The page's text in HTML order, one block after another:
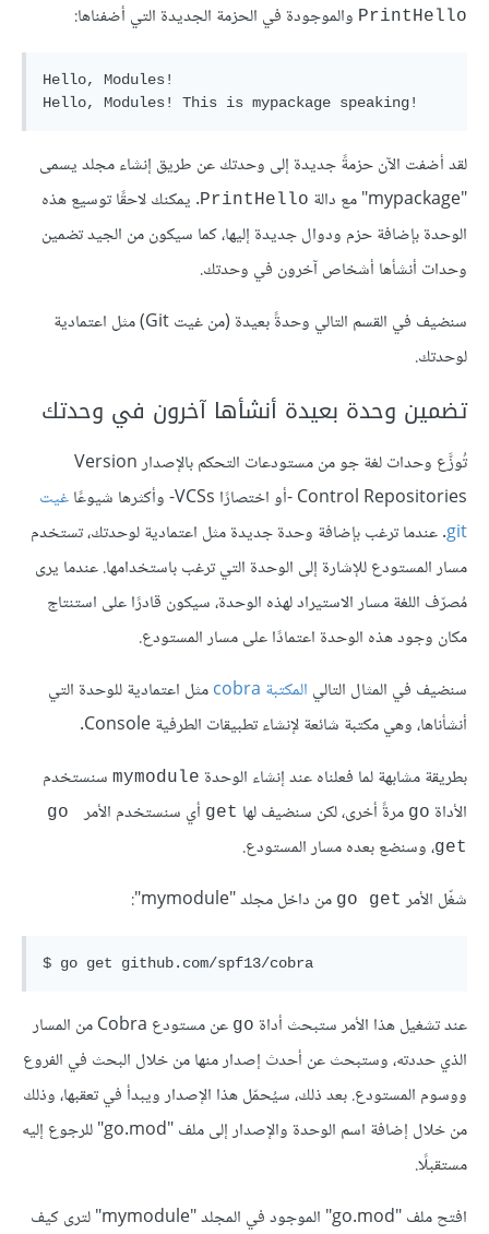
PrintHello والموجودة في الحزمة الجديدة التي أضفناها:
Hello, Modules!
لقد أضفت الآن حزمةً جديدة إلى وحدتك عن طريق إنشاء مجلد يسمى
"mypackage" مع دالة
PrintHello. يمكنك لاحقًا توسيع هذه
الوحدة بإضافة حزم ودوال جديدة إليها، كما سيكون من الجيد تضمين
وحدات أنشأها أشخاص آخرون في وحدتك.
سنضيف في القسم التالي وحدةً بعيدة (من غيت Git) مثل اعتمادية
لوحدتك.
تضمين وحدة بعيدة أنشأها آخرون في وحدتك
تُوزَّع وحدات لغة جو من مستودعات التحكم بالإصدار Version
Control Repositories -أو اختصارًا VCSs- وأكثرها شيوعًا
غيت
git. عندما ترغب بإضافة وحدة جديدة مثل اعتمادية لوحدتك، تستخدم
مسار المستودع للإشارة إلى الوحدة التي ترغب باستخدامها. عندما يرى
مُصرّف اللغة مسار الاستيراد لهذه الوحدة، سيكون قادرًا على استنتاج
مكان وجود هذه الوحدة اعتمادًا على مسار المستودع.
سنضيف في المثال التالي المكتبة cobra
مثل اعتمادية للوحدة التي
أنشأناها، وهي مكتبة شائعة لإنشاء تطبيقات الطرفية Console.
بطريقة مشابهة لما فعلناه عند إنشاء الوحدة mymodule سنستخدم
الأداة go مرةً أخرى، لكن سنضيف لها get أي سنستخدم الأمر
go
get، وسنضع بعده مسار المستودع.
شغّل الأمر go get من داخل مجلد "mymodule":
عند تشغيل هذا الأمر ستبحث أداة go
عن مستودع Cobra من المسار
الذي حددته، وستبحث عن أحدث إصدار منها من خلال البحث في الفروع
ووسوم المستودع. بعد ذلك، سيُحمّل هذا الإصدار ويبدأ في تعقبها، وذلك
من خلال إضافة اسم الوحدة والإصدار إلى ملف "go.mod" للرجوع إليه
مستقبلًا.
افتح ملف "go.mod" الموجود في المجلد "mymodule" لترى كيف